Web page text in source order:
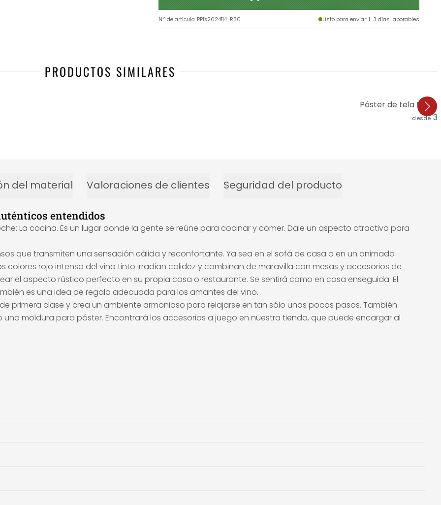
N.º de artículo: PP1X2024114-R30 Listo para enviar: 1-3 días laborables
PRODUCTOS SIMILARES
Póster de tela El
desde
del material Valoraciones de clientes Seguridad del producto
entendidos
La cocina. Es un lugar donde la gente se reúne para cocinar y comer. Dale un aspecto atractivo para
que transmiten una sensación cálida y reconfortante. Ya sea en el sofá de casa o en un animado
colores rojo intenso del vino tinto irradian calidez y combinan de maravilla con mesas y accesorios de
el aspecto rústico perfecto en su propia casa o restaurante. Se sentirá como en casa enseguida. El
es una idea de regalo adecuada para los amantes del vino.
primera clase y crea un ambiente armonioso para relajarse en tan sólo unos pocos pasos. También
moldura para póster. Encontrará los accesorios a juego en nuestra tienda, que puede encargar al